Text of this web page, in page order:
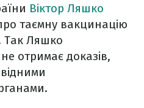
Віктор Ляшко
таємну вакцинацію
Так Ляшко
отримає доказів,